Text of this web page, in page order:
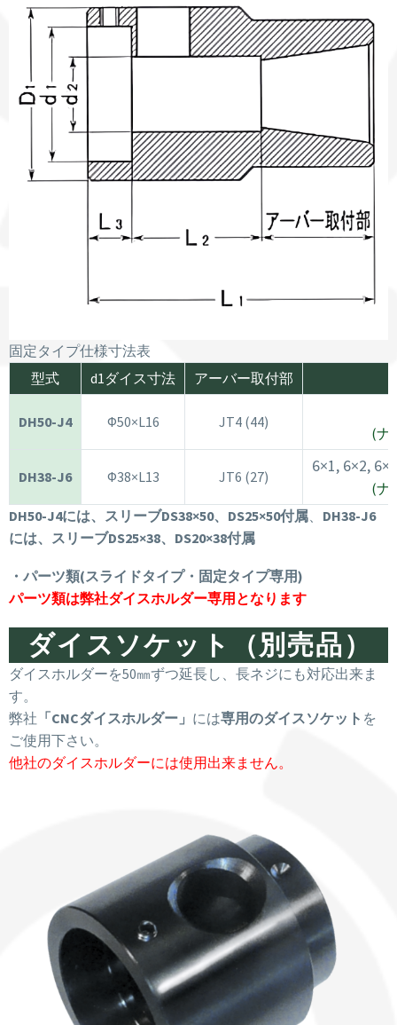
固定タイプ仕様寸法表
型式
d1ダイス寸法 アーバー取付部
DH50-J4 Φ50×L16 JT4 (44)
(ナ
DH38-J6 Φ38×L13 JT6 (27)
6×1, 6×2,
(ナ
DH50-J4には、スリーブDS38×50、DS25×50付属、 DH38-J6
には、スリーブDS25×38、DS20×38付属
・パーツ類(スライドタイプ・固定タイプ専用)
パーツ類は弊社ダイスホルダー専用となります
ダイスソケット（別売品）
ダイスホルダーを50㎜ずつ延長し、長ネジにも対応出来ま
す。
弊社 「CNCダイスホルダー」 には専用のダイスソケット を
ご使用下さい。
他社のダイスホルダーには使用出来ません。